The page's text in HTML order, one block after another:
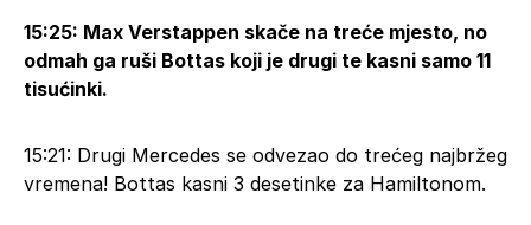
15:25: Max Verstappen skače na treće mjesto, no
odmah ga ruši Bottas koji je drugi te kasni samo 11
tisućinki.
15:21: Drugi Mercedes se odvezao do trećeg najbržeg
vremena! Bottas kasni 3 desetinke za Hamiltonom.